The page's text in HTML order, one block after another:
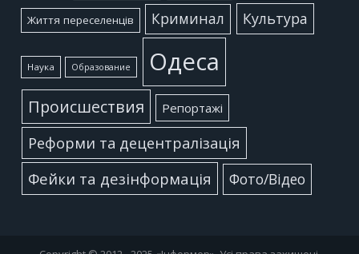
Життя переселенців Криминал Культура
Наука Образование Одеса
Происшествия Репортажі
Реформи та децентралізація
Фейки та дезінформація
Фото/Відео